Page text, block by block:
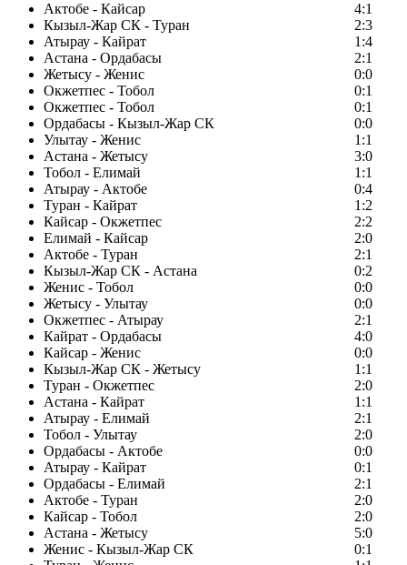
Актобе - Кайсар
4:1
Кызыл-Жар СК - Туран
2:3
Атырау - Кайрат
1:4
Астана - Ордабасы
2:1
Жетысу - Женис
0:0
Окжетпес - Тобол
0:1
Окжетпес - Тобол
0:1
Ордабасы - Кызыл-Жар СК
0:0
Улытау - Женис
1:1
Астана - Жетысу
3:0
Тобол - Елимай
1:1
Атырау - Актобе
0:4
Туран - Кайрат
1:2
Кайсар - Окжетпес
2:2
Елимай - Кайсар
2:0
Актобе - Туран
2:1
Кызыл-Жар СК - Астана
0:2
Женис - Тобол
0:0
Жетысу - Улытау
0:0
Окжетпес - Атырау
2:1
Кайрат - Ордабасы
4:0
Кайсар - Женис
0:0
Кызыл-Жар СК - Жетысу
1:1
Туран - Окжетпес
2:0
Астана - Кайрат
1:1
Атырау - Елимай
2:1
Тобол - Улытау
2:0
Ордабасы - Актобе
0:0
Атырау - Кайрат
0:1
Ордабасы - Елимай
2:1
Актобе - Туран
2:0
Кайсар - Тобол
2:0
Астана - Жетысу
5:0
Женис - Кызыл-Жар СК
0:1